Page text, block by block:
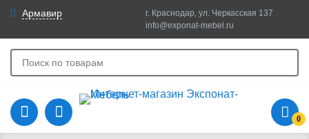
Армавир
г. Краснодар, ул. Черкасская 137
info@exponat-mebel.ru
0